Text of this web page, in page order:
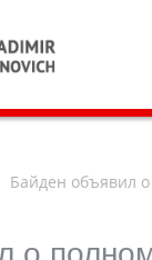
Байден объявил